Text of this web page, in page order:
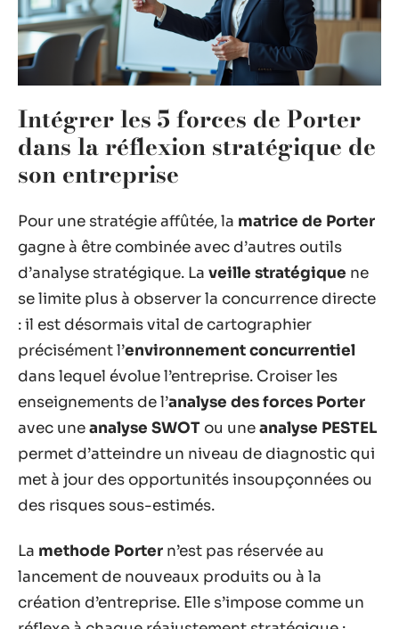
Intégrer les 5 forces de Porter
dans la réflexion stratégique de
son entreprise
Pour une stratégie affûtée, la matrice de Porter
gagne à être combinée avec d’autres outils
d’analyse stratégique. La veille stratégique ne
se limite plus à observer la concurrence directe
: il est désormais vital de cartographier
précisément l’environnement concurrentiel
dans lequel évolue l’entreprise. Croiser les
enseignements de l’analyse des forces Porter
avec uneanalyse SWOT ou uneanalyse PESTEL
permet d’atteindre un niveau de diagnostic qui
met à jour des opportunités insoupçonnées ou
des risques sous-estimés.
La methode Porter n’est pas réservée au
lancement de nouveaux produits ou à la
création d’entreprise. Elle s’impose comme un